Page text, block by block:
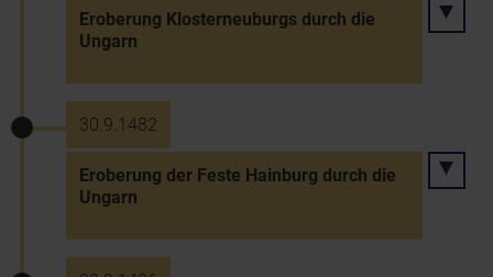
Eroberung Klosterneuburgs durch die
Ungarn
30.9.1482
Eroberung der Feste Hainburg durch die
Ungarn